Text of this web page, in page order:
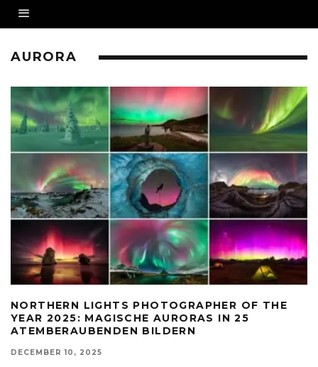
AURORA
NORTHERN LIGHTS PHOTOGRAPHER OF THE
YEAR 2025: MAGISCHE AURORAS IN 25
ATEMBERAUBENDEN BILDERN
DECEMBER 10, 2025